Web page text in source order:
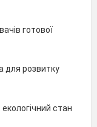
готової
для розвитку
стан